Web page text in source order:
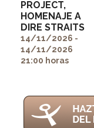
" alt=""
itemprop="image">
PROJECT,
HOMENAJE A
DIRE STRAITS
14/11/2026 -
14/11/2026
21:00 horas